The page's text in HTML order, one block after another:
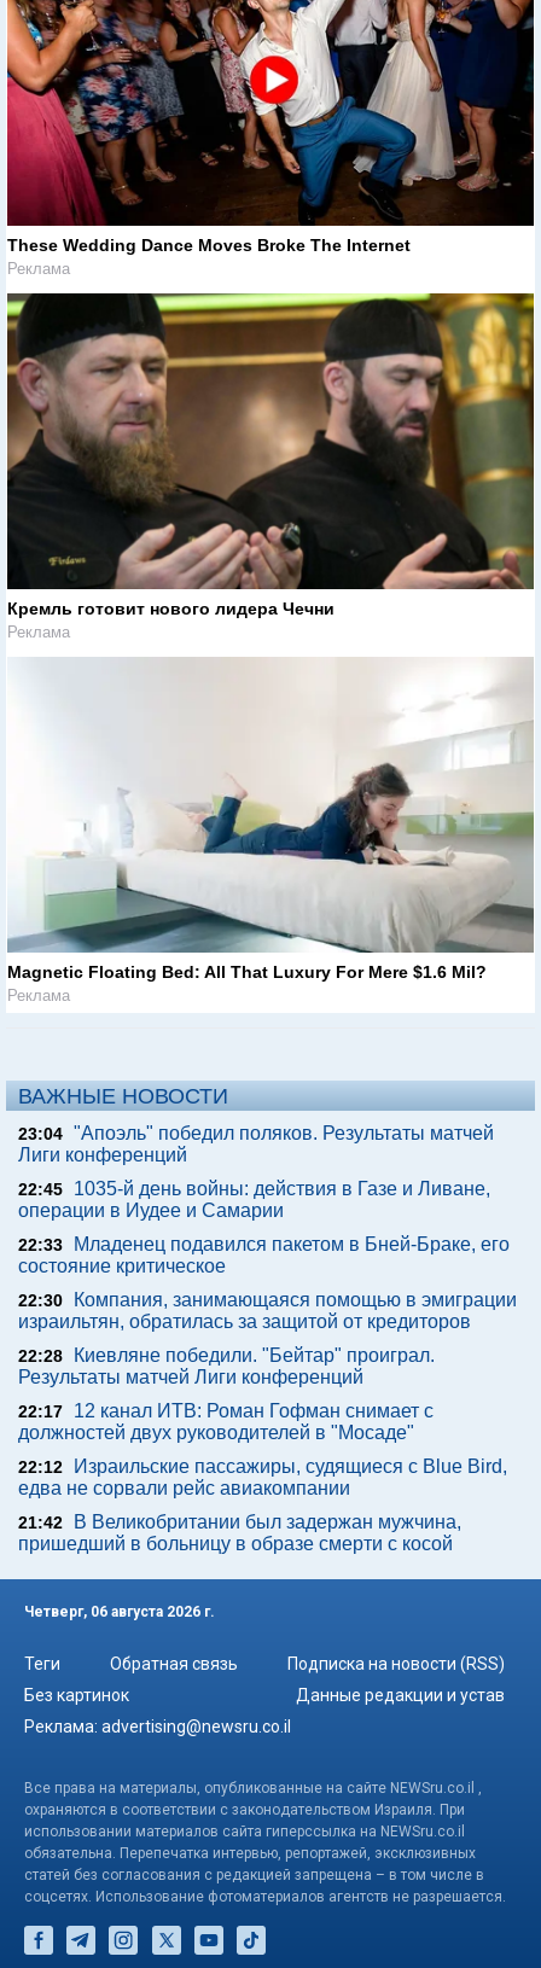
These Wedding Dance Moves Broke The Internet
Реклама
Кремль готовит нового лидера Чечни
Реклама
Magnetic Floating Bed: All That Luxury For Mere $1.6 Mil?
Реклама
ВАЖНЫЕ НОВОСТИ
23:04 "Апоэль" победил поляков. Результаты матчей
Лиги конференций
22:45
1035-й день войны: действия в Газе и Ливане,
операции в Иудее и Самарии
22:33
Младенец подавился пакетом в Бней-Браке, его
состояние критическое
22:30
Компания, занимающаяся помощью в эмиграции
израильтян, обратилась за защитой от кредиторов
22:28
Киевляне победили. "Бейтар" проиграл.
Результаты матчей Лиги конференций
22:17
12 канал ИТВ: Роман Гофман снимает с
должностей двух руководителей в "Мосаде"
22:12
Израильские пассажиры, судящиеся с Blue Bird,
едва не сорвали рейс авиакомпании
21:42
В Великобритании был задержан мужчина,
пришедший в больницу в образе смерти с косой
Четверг, 06 августа 2026 г.
Теги Обратная связь
Подписка на новости (RSS)
Без картинок
Данные редакции и устав
Реклама: advertising@newsru.co.il
Все права на материалы, опубликованные на сайте NEWSru.co.il ,
охраняются в соответствии с законодательством Израиля. При
использовании материалов сайта гиперссылка на NEWSru.co.il
обязательна. Перепечатка интервью, репортажей, эксклюзивных
статей без согласования с редакцией запрещена – в том числе в
соцсетях. Использование фотоматериалов агентств не разрешается.